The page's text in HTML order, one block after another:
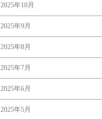
2025年10月
2025年9月
2025年8月
2025年7月
2025年6月
2025年5月